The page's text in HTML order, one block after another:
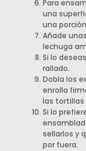
Para
una
una
Añade
lechuga
Si lo
rallado.
Dobla los
enrolla
las
Si lo
sellarlos y
por fuera.